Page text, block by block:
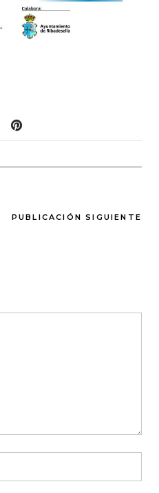
PUBLICACIÓN SIGUIENTE